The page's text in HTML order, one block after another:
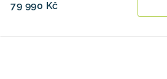
79 990 Kč